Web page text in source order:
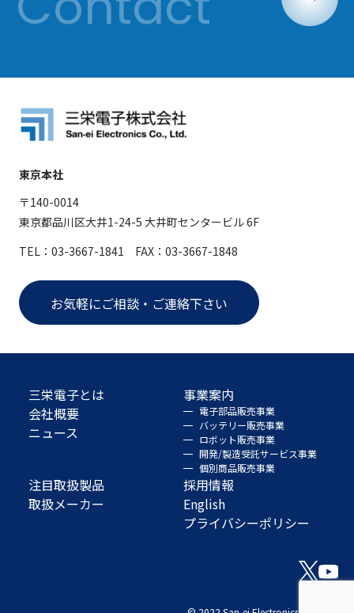
東京本社
〒140-0014
東京都品川区大井1-24-5 大井町センタービル 6F
TEL：03-3667-1841 FAX：03-3667-1848
お気軽にご相談・ご連絡下さい
三栄電子とは
会社概要
ニュース
事業案内
電子部品販売事業
バッテリー販売事業
ロボット販売事業
開発/製造受託サービス事業
個別商品販売事業
注目取扱製品
取扱メーカー
採用情報
English
プライバシーポリシー